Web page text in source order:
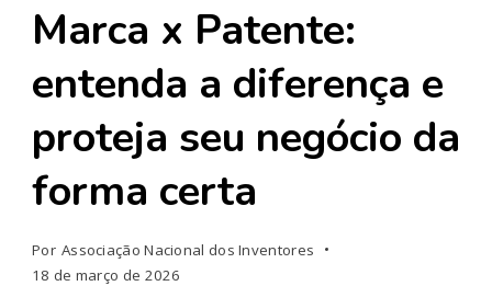
Marca x Patente:
entenda a diferença e
proteja seu negócio da
forma certa
Por Associação Nacional dos Inventores
18 de março de 2026